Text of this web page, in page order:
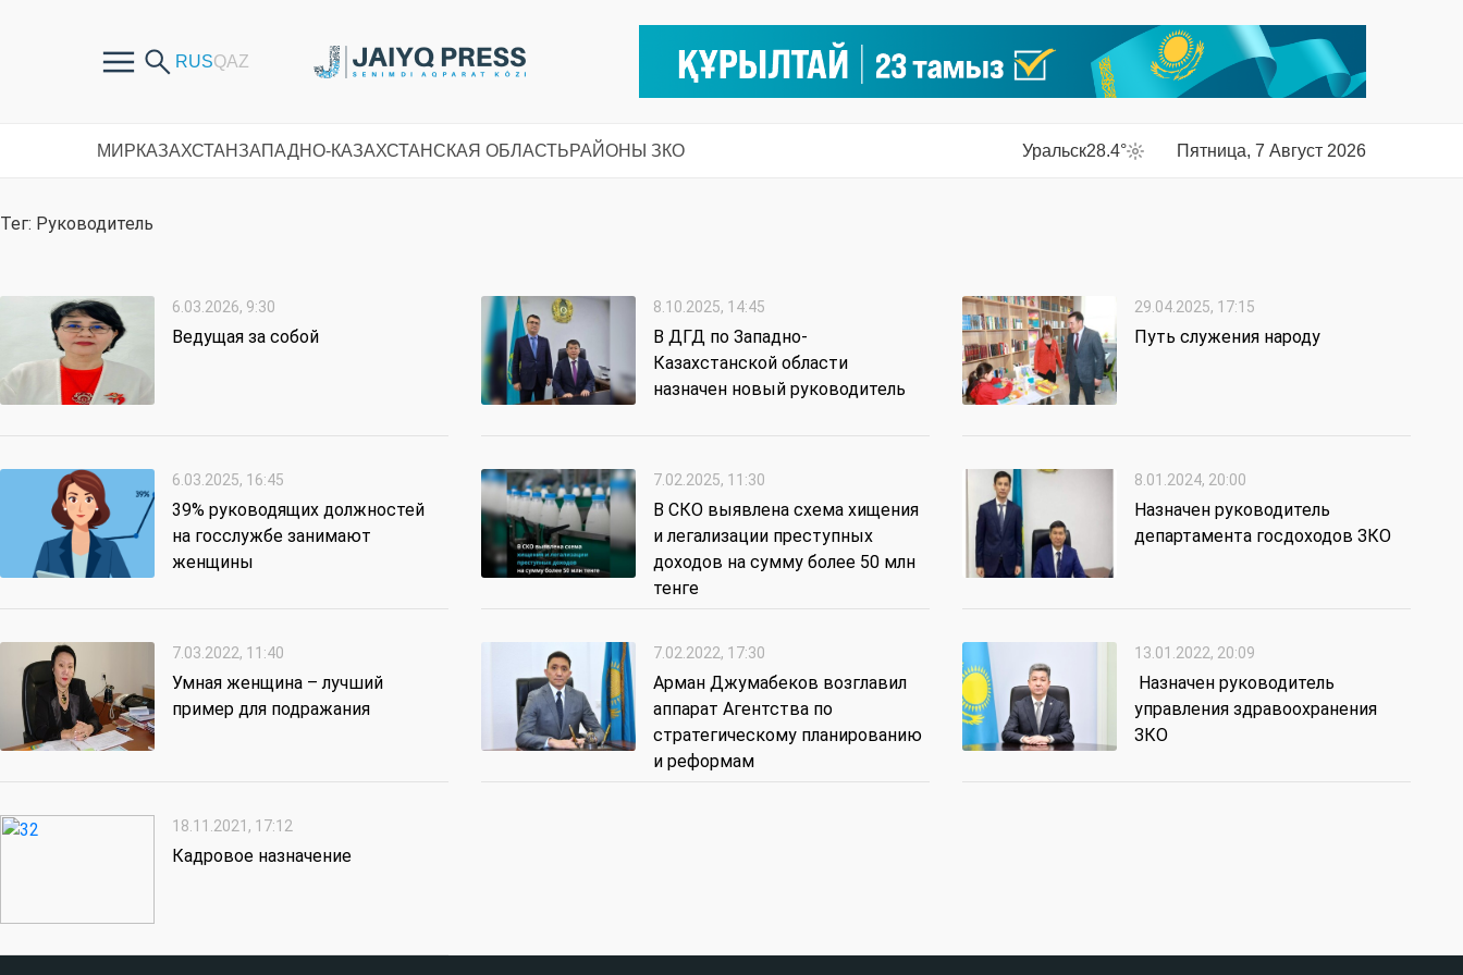
МИРКАЗАХСТАНЗАПАДНО-КАЗАХСТАНСКАЯ ОБЛАСТЬРАЙОНЫ ЗКО Уральск28.4° Пятница, 7 Август 2026
Тег: Руководитель
6.03.2026, 9:30
Ведущая за собой
8.10.2025, 14:45
В ДГД по Западно-
Казахстанской области
назначен новый руководитель
29.04.2025, 17:15
Путь служения народу
6.03.2025, 16:45
39% руководящих должностей
на госслужбе занимают
женщины
7.02.2025, 11:30
В СКО выявлена схема хищения
и легализации преступных
доходов на сумму более 50 млн
тенге
8.01.2024, 20:00
Назначен руководитель
департамента госдоходов ЗКО
7.03.2022, 11:40
Умная женщина – лучший
пример для подражания
7.02.2022, 17:30
Арман Джумабеков возглавил
аппарат Агентства по
стратегическому планированию
и реформам
13.01.2022, 20:09
Назначен руководитель
управления здравоохранения
ЗКО
18.11.2021, 17:12
Кадровое назначение